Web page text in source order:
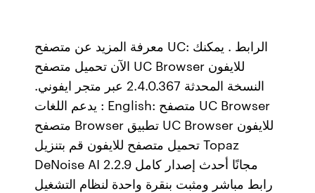
معرفة المزيد عن متصفح UC: الرابط . يمكنك
الآن تحميل متصفح UC Browser للايفون
النسخة المحدثة 2.4.0.367 عبر متجر ايفوني.
يدعم اللغات : English: متصفح UC Browser
متصفح Browser تطبيق UC Browser للايفون
تحميل متصفح للايفون قم بتنزيل Topaz
DeNoise AI 2.2.9 مجانًا أحدث إصدار كامل
رابط مباشر ومثبت بنقرة واحدة لنظام التشغيل